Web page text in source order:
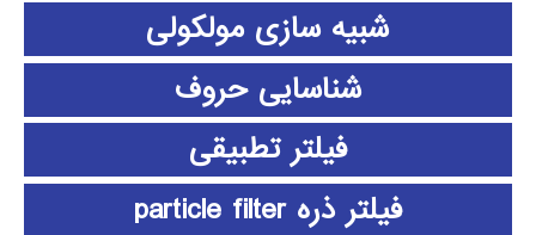
شبیه سازی مولکولی
شناسایی حروف
فیلتر تطبیقی
فیلتر ذره particle filter